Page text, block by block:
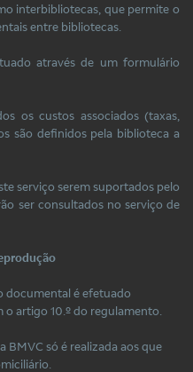
interbibliotecas, que permite o
entre bibliotecas.
através de um formulário
os custos associados (taxas,
são definidos pela biblioteca a
serviço serem suportados pelo
ser consultados no serviço de
documental é efetuado
artigo 10.º do regulamento.
BMVC só é realizada aos que